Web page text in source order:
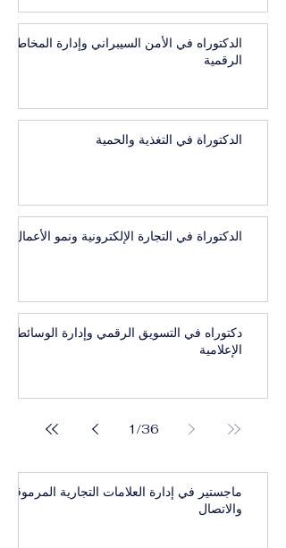
الدكتوراه في الأمن السيبراني وإدارة المخاطر
الرقمية
الدكتوراة في التغذية والحمية
الدكتوراة في التجارة الإلكترونية ونمو الأعمال
دكتوراه في التسويق الرقمي وإدارة الوسائط
الإعلامية
1 /36
ماجستير في إدارة العلامات التجارية المرموقة
والاتصال